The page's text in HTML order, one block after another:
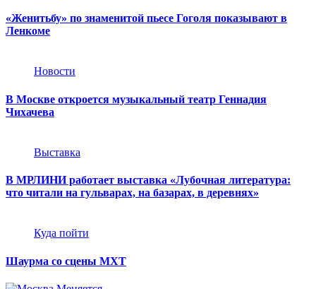
«Женитьбу» по знаменитой пьесе Гоголя показывают в
Ленкоме
Новости
В Москве откроется музыкальный театр Геннадия
Чихачева
Выставка
В МРЛИНИ работает выставка «Лубочная литература:
что читали на гульварах, на базарах, в деревнях»
Куда пойти
Шаурма со сцены МХТ